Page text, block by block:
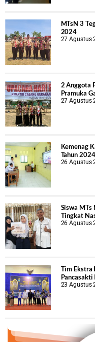
MTsN 3
2024
27 Agustus
2 Anggota
Pramuka
27 Agustus
Kemenag
Tahun 2024
26 Agustus
Siswa MTs
Tingkat
26 Agustus
Tim Ekstra
23 Agustus